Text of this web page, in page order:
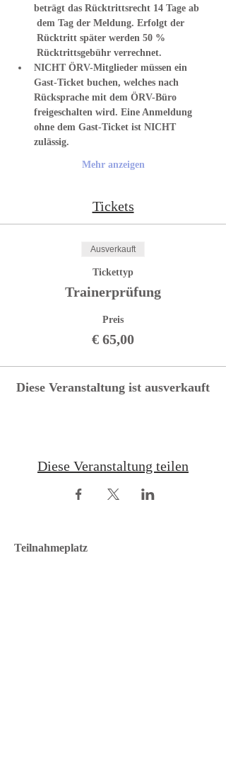
beträgt das Rücktrittsrecht 14 Tage ab
dem Tag der Meldung. Erfolgt der
Rücktritt später werden 50 %
Rücktrittsgebühr verrechnet.
NICHT ÖRV-Mitglieder müssen ein
Gast-Ticket buchen, welches nach
Rücksprache mit dem ÖRV-Büro
freigeschalten wird. Eine Anmeldung
ohne dem Gast-Ticket ist NICHT
zulässig.
Mehr anzeigen
Tickets
Ausverkauft
Tickettyp
Trainerprüfung
Preis
€ 65,00
Diese Veranstaltung ist ausverkauft
Diese Veranstaltung teilen
Teilnahmeplatz